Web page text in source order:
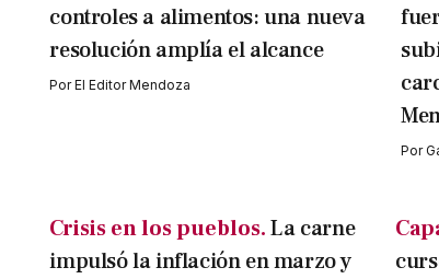
controles a alimentos: una nueva
resolución amplía el alcance
PorEl Editor Mendoza
Por
Crisis en los pueblos. La carne
impulsó la inflación en marzo y